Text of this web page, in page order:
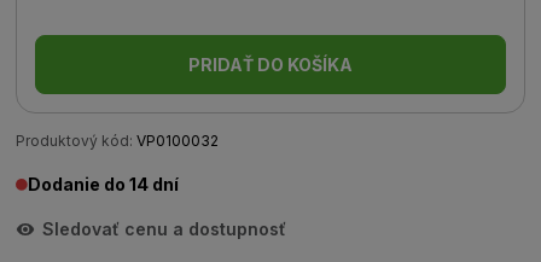
PRIDAŤ DO KOŠÍKA
Produktový kód: VP0100032
Dodanie do 14 dní
Sledovať cenu a dostupnosť